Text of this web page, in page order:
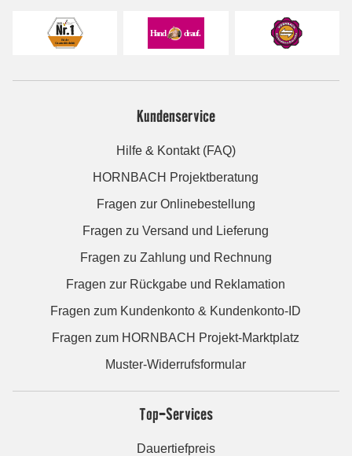
Kundenservice
Hilfe & Kontakt (FAQ)
HORNBACH Projektberatung
Fragen zur Onlinebestellung
Fragen zu Versand und Lieferung
Fragen zu Zahlung und Rechnung
Fragen zur Rückgabe und Reklamation
Fragen zum Kundenkonto & Kundenkonto-ID
Fragen zum HORNBACH Projekt-Marktplatz
Muster-Widerrufsformular
Top-Services
Dauertiefpreis